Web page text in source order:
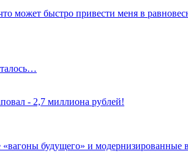
может быстро привести меня в
- 2,7 миллиона рублей!
будущего» и